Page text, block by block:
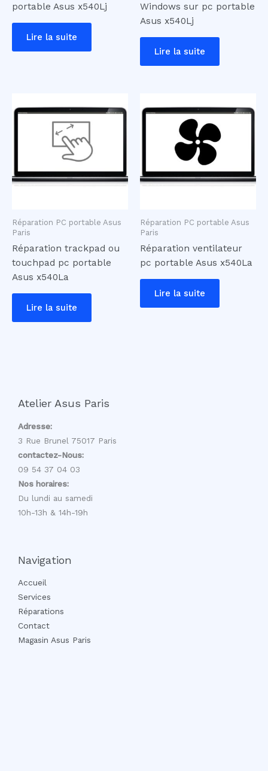
portable Asus x540Lj
Lire la suite
Windows sur pc portable
Asus x540Lj
Lire la suite
Réparation PC portable Asus
Paris
Réparation trackpad ou
touchpad pc portable
Asus x540La
Lire la suite
Réparation PC portable Asus
Paris
Réparation ventilateur
pc portable Asus x540La
Lire la suite
Atelier Asus Paris
Adresse:
3 Rue Brunel 75017 Paris
contactez-Nous:
09 54 37 04 03
Nos horaires:
Du lundi au samedi
10h-13h & 14h-19h
Navigation
Accueil
Services
Réparations
Contact
Magasin Asus Paris